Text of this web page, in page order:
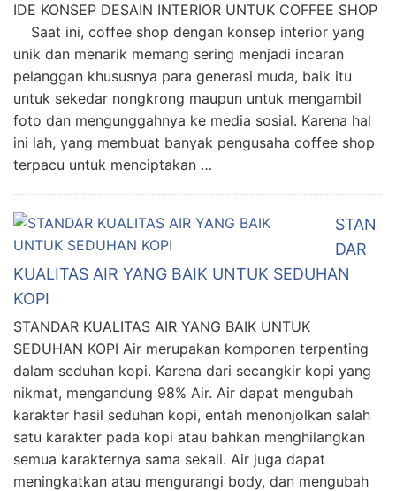
IDE KONSEP DESAIN INTERIOR UNTUK COFFEE SHOP
Saat ini, coffee shop dengan konsep interior yang
unik dan menarik memang sering menjadi incaran
pelanggan khususnya para generasi muda, baik itu
untuk sekedar nongkrong maupun untuk mengambil
foto dan mengunggahnya ke media sosial. Karena hal
ini lah, yang membuat banyak pengusaha coffee shop
terpacu untuk menciptakan …
STAN
DAR
KUALITAS AIR YANG BAIK UNTUK SEDUHAN
KOPI
STANDAR KUALITAS AIR YANG BAIK UNTUK
SEDUHAN KOPI Air merupakan komponen terpenting
dalam seduhan kopi. Karena dari secangkir kopi yang
nikmat, mengandung 98% Air. Air dapat mengubah
karakter hasil seduhan kopi, entah menonjolkan salah
satu karakter pada kopi atau bahkan menghilangkan
semua karakternya sama sekali. Air juga dapat
meningkatkan atau mengurangi body, dan mengubah